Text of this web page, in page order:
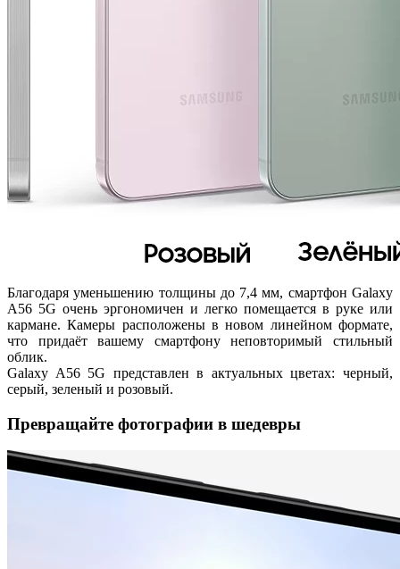
Благодаря уменьшению толщины до 7,4 мм, смартфон Galaxy
A56 5G очень эргономичен и легко помещается в руке или
кармане. Камеры расположены в новом линейном формате,
что придаёт вашему смартфону неповторимый стильный
облик.
Galaxy A56 5G представлен в актуальных цветах: черный,
серый, зеленый и розовый.
Превращайте фотографии в шедевры